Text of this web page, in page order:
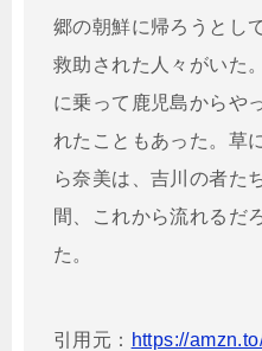
郷の朝鮮に帰ろうとし
救助された人々がいた
に乗って鹿児島からや
れたこともあった。草
ら奈美は、吉川の者た
間、これから流れるだ
た。
引用元： https://